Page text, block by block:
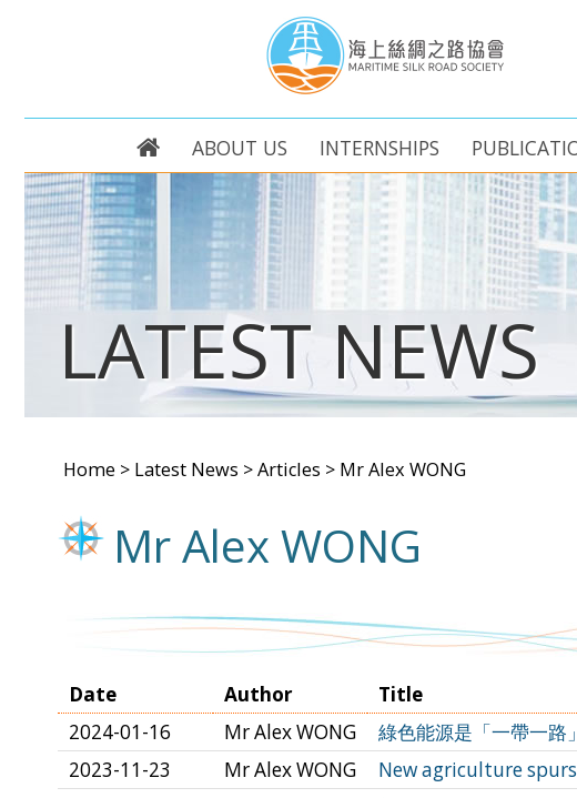
ABOUT US INTERNSHIPS
LATEST NEWS
Home > Latest News >Articles > Mr Alex WONG
Mr Alex WONG
Date Author
Title
2024-01-16
Mr Alex WONG
綠色能源是「一帶一路
2023-11-23
Mr Alex WONG
New agriculture